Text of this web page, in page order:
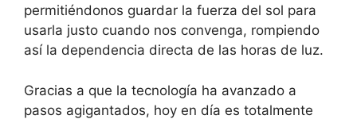
permitiéndonos guardar la fuerza del sol para
usarla justo cuando nos convenga, rompiendo
así la dependencia directa de las horas de luz.
Gracias a que la tecnología ha avanzado a
pasos agigantados, hoy en día es totalmente